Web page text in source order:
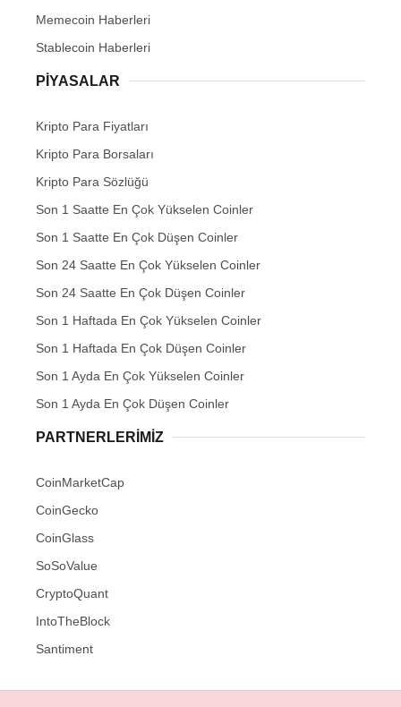
Memecoin Haberleri
Stablecoin Haberleri
PIYASALAR
Kripto Para Fiyatları
Kripto Para Borsaları
Kripto Para Sözlüğü
Son 1 Saatte En Çok Yükselen Coinler
Son 1 Saatte En Çok Düşen Coinler
Son 24 Saatte En Çok Yükselen Coinler
Son 24 Saatte En Çok Düşen Coinler
Son 1 Haftada En Çok Yükselen Coinler
Son 1 Haftada En Çok Düşen Coinler
Son 1 Ayda En Çok Yükselen Coinler
Son 1 Ayda En Çok Düşen Coinler
PARTNERLERIMIZ
CoinMarketCap
CoinGecko
CoinGlass
SoSoValue
CryptoQuant
IntoTheBlock
Santiment